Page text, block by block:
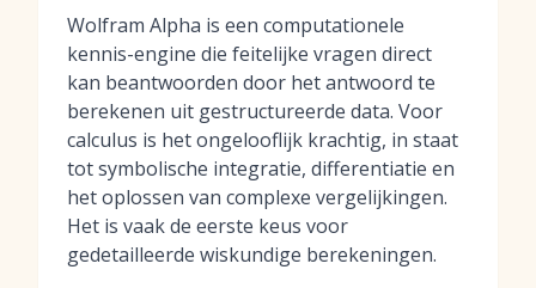
Wolfram Alpha is een computationele
kennis-engine die feitelijke vragen direct
kan beantwoorden door het antwoord te
berekenen uit gestructureerde data. Voor
calculus is het ongelooflijk krachtig, in staat
tot symbolische integratie, differentiatie en
het oplossen van complexe vergelijkingen.
Het is vaak de eerste keus voor
gedetailleerde wiskundige berekeningen.